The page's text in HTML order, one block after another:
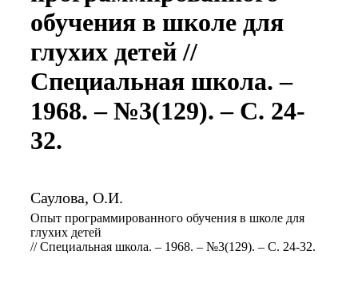
обучения в школе для
глухих детей //
Специальная школа. –
1968. – №3(129). – С. 24-
32.
Саулова, О.И.
Опыт программированного обучения в школе для
глухих детей
// Специальная школа. – 1968. – №3(129). – С. 24-32.